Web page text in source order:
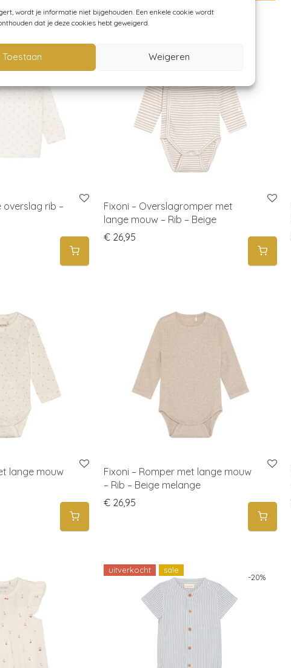
wordt je informatie niet bijgehouden. Een enkele cookie wordt
dat je deze cookies hebt geweigerd.
Toestaan Weigeren
overslag rib –
Fixoni – Overslagromper met
lange mouw – Rib – Beige
€26,95
lange mouw
Fixoni – Romper met lange mouw
– Rib – Beige melange
€26,95
-20%
uitverkocht sale